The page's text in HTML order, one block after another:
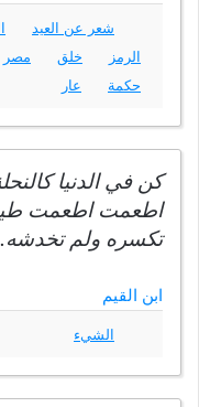
شعر عن العيد
الرمز
خلق مصر
حكمة
عار
كن في الدنيا
اطعمت اطعمت
تكسره ولم تخدشه.
ابن القيم
الشيء